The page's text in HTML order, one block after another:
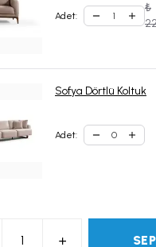
Adet:
₺
Sofya Dörtlü Koltuk
Adet: